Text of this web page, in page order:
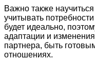
Важно также
учитывать
будет идеально,
адаптации и
партнера, быть
отношениях.